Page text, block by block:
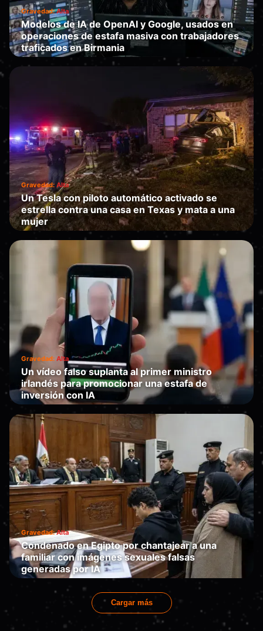
Gravedad:Alta
Modelos de IA de OpenAI y Google, usados en
operaciones de estafa masiva con trabajadores
traficados en Birmania
Te engaña · 2026-06-29
Gravedad: Alta
Un Tesla con piloto automático activado se
estrella contra una casa en Texas y mata a una
mujer
Falla 2026-06-19
Gravedad: Alta
Un vídeo falso suplanta al primer ministro
irlandés para promocionar una estafa de
inversión con IA
Te engaña · 2026-06-17
Gravedad:Alta
Condenado en Egipto por chantajear a una
familiar con imágenes sexuales falsas
generadas por IA
Te engaña · 2026-06-16
Cargar más